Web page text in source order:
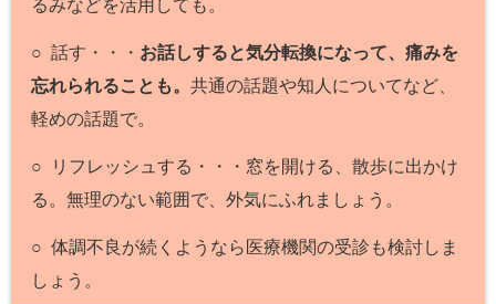
るみなどを活用しても。
○ 話す・・・ お話しすると気分転換になって、痛みを
忘れられることも。共通の話題や知人についてなど、
軽めの話題で。
○ リフレッシュする・・・窓を開ける、散歩に出かけ
る。無理のない範囲で、外気にふれましょう。
○ 体調不良が続くようなら医療機関の受診も検討しま
しょう。